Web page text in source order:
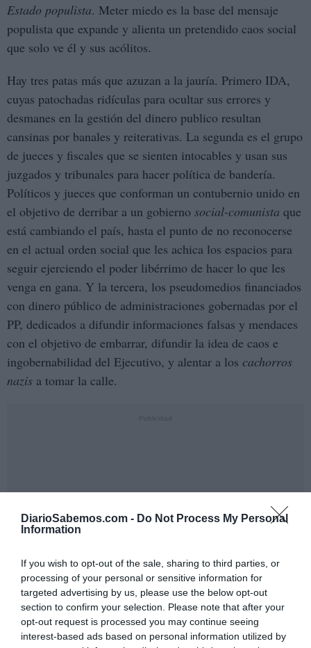
DiarioSabemos.com - Do Not Process My Personal
Information
If you wish to opt-out of the sale, sharing to third parties, or
processing of your personal or sensitive information for
targeted advertising by us, please use the below opt-out
section to confirm your selection. Please note that after your
opt-out request is processed you may continue seeing
interest-based ads based on personal information utilized by
Estado populista. Meter miedo es la base del mensaje
populista que expande y alienta un pretendido caos social
que solo ve él y sus acólitos.
Hay tres patas más que azuzan a la jauría. Primero IDA,
cuyas patochadas ridículas para ocultar sus errores y
desmanes en la gestión del dinero publico resultan
cansinas por banales y reiterativas. La segunda es el grupo
de jueces y fiscales que se sienten intocables y usan sus
juzgados y tribunales para hacer política de bandería.
Políticos y jueces que conforman un contubernio unido en
el objetivo de derribar a un gobierno social-comunista que
está cambiando el país, hasta el punto de no reconocerse
en el actual orden social que les achica los espacios para
seguir ejerciendo el poder libérrimo de hacer lo que les
venga en gana. Y la tercera, los pseudomedios financiados
con dinero público de administraciones gobernadas por el
PP, dedicados a difundir informaciones falsas y mendaces
con el objetivo de embarrar, difundir la idea de caos e
ingobernabilidad del Ejecutivo, y alentar a los cachorros
nazis a tomar la calle.